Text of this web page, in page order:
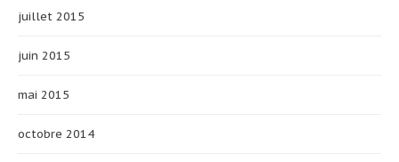
juillet 2015
juin 2015
mai 2015
octobre 2014